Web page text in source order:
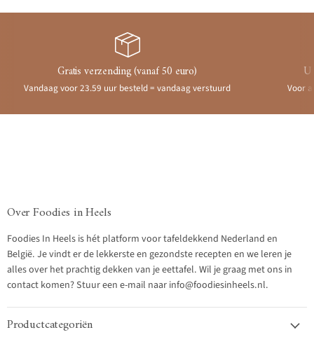
Gratis verzending (vanaf 50 euro)
Vandaag voor 23.59 uur besteld = vandaag verstuurd Voor
Over Foodies in Heels
Foodies In Heels is hét platform voor tafeldekkend Nederland en
België. Je vindt er de lekkerste en gezondste recepten en we leren je
alles over het prachtig dekken van je eettafel. Wil je graag met ons in
contact komen? Stuur een e-mail naar info@foodiesinheels.nl.
Productcategoriën